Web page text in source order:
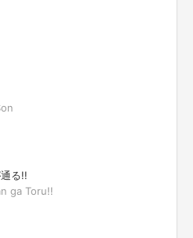
る!!
ga Toru!!